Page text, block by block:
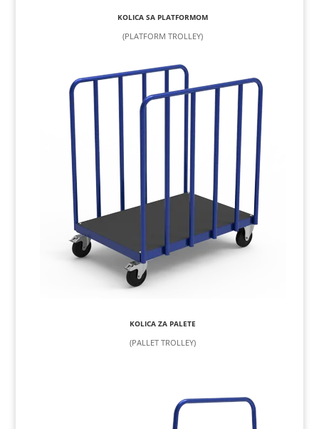
KOLICA SA PLATFORMOM
(PLATFORM TROLLEY)
KOLICA ZA PALETE
(PALLET TROLLEY)